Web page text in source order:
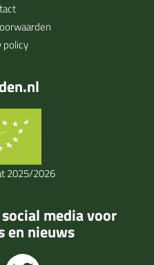
policy
2025/2026
media voor
en nieuws